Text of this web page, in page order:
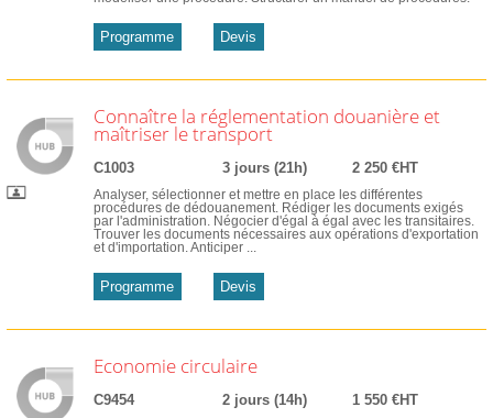
Programme Devis
Connaître la réglementation douanière et
maîtriser le transport
C1003 3 jours (21h) 2 250 €HT
Analyser, sélectionner et mettre en place les différentes
procédures de dédouanement. Rédiger les documents exigés
par l'administration. Négocier d'égal à égal avec les transitaires.
Trouver les documents nécessaires aux opérations d'exportation
et d'importation. Anticiper ...
Programme Devis
Economie circulaire
C9454 2 jours (14h) 1 550 €HT